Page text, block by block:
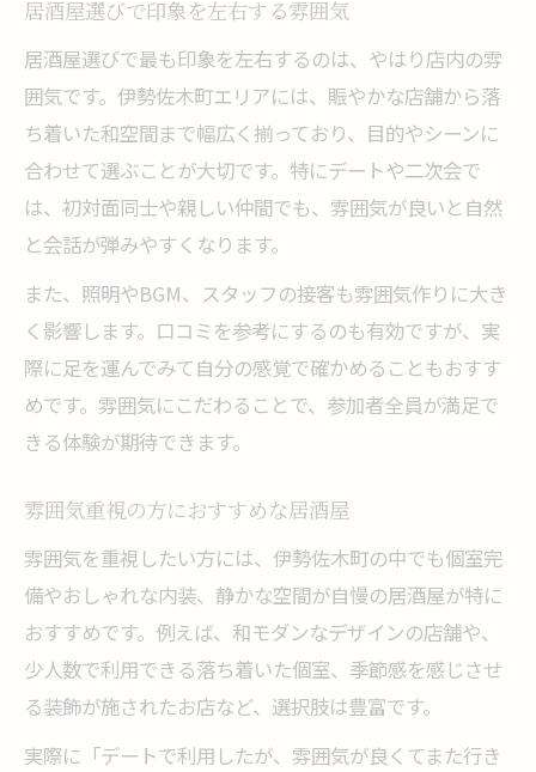
居酒屋選びで印象を左右する雰囲気
居酒屋選びで最も印象を左右するのは、やはり店内の雰
囲気です。伊勢佐木町エリアには、賑やかな店舗から落
ち着いた和空間まで幅広く揃っており、目的やシーンに
合わせて選ぶことが大切です。特にデートや二次会で
は、初対面同士や親しい仲間でも、雰囲気が良いと自然
と会話が弾みやすくなります。
また、照明やBGM、スタッフの接客も雰囲気作りに大き
く影響します。口コミを参考にするのも有効ですが、実
際に足を運んでみて自分の感覚で確かめることもおすす
めです。雰囲気にこだわることで、参加者全員が満足で
きる体験が期待できます。
雰囲気重視の方におすすめな居酒屋
雰囲気を重視したい方には、伊勢佐木町の中でも個室完
備やおしゃれな内装、静かな空間が自慢の居酒屋が特に
おすすめです。例えば、和モダンなデザインの店舗や、
少人数で利用できる落ち着いた個室、季節感を感じさせ
る装飾が施されたお店など、選択肢は豊富です。
実際に「デートで利用したが、雰囲気が良くてまた行き